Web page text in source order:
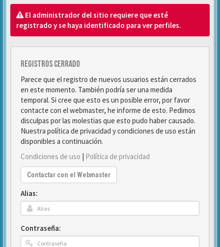
El administrador del sitio requiere que esté
registrado y se haya identificado para ver perfiles.
Registros cerrado
Parece que el registro de nuevos usuarios están cerrados
en este momento. También podría ser una medida
temporal. Si cree que esto es un posible error, por favor
contacte con el webmaster, he informe de esto. Pedimos
disculpas por las molestias que esto pudo haber causado.
Nuestra política de privacidad y condiciones de uso están
disponibles a continuación.
Condiciones de uso | Política de privacidad
Contactar con el Webmaster
Alias:
Contraseña: